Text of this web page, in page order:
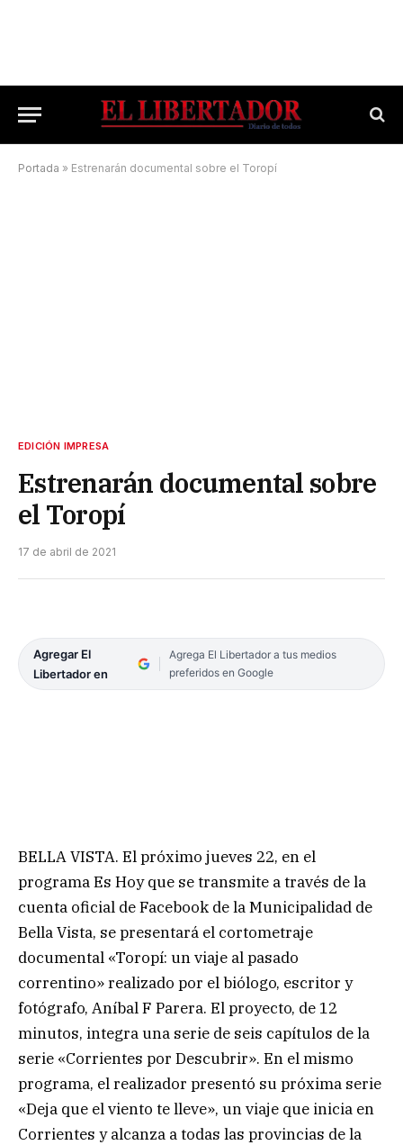
Portada » Estrenarán documental sobre el Toropí
EDICIÓN IMPRESA
Estrenarán documental sobre
el Toropí
17 de abril de 2021
Agregar El
Libertador en
Agrega El Libertador a tus medios
preferidos en Google
BELLA VISTA. El próximo jueves 22, en el
programa Es Hoy que se transmite a través de la
cuenta oficial de Facebook de la Municipalidad de
Bella Vista, se presentará el cortometraje
documental «Toropí: un viaje al pasado
correntino» realizado por el biólogo, escritor y
fotógrafo, Aníbal F Parera. El proyecto, de 12
minutos, integra una serie de seis capítulos de la
serie «Corrientes por Descubrir». En el mismo
programa, el realizador presentó su próxima serie
«Deja que el viento te lleve», un viaje que inicia en
Corrientes y alcanza a todas las provincias de la